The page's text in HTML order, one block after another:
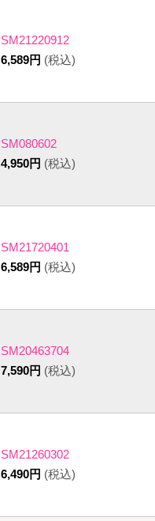
SM21220912
6,589円 (税込)
SM080602
4,950円 (税込)
SM21720401
6,589円 (税込)
SM20463704
7,590円 (税込)
SM21260302
6,490円 (税込)